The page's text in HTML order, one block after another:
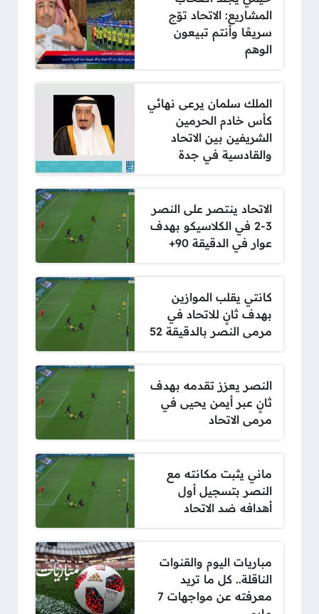
المشاريع: الاتحاد توّج
سريعًا وأنتم تبيعون
الوهم
الملك سلمان يرعى نهائي
كأس خادم الحرمين
الشريفين بين الاتحاد
والقادسية في جدة
الاتحاد ينتصر على النصر
3-2 في الكلاسيكو بهدف
عوار في الدقيقة 90+
كانتي يقلب الموازين
بهدف ثانٍ للاتحاد في
مرمى النصر بالدقيقة 52
النصر يعزز تقدمه بهدف
ثانٍ عبر أيمن يحيى في
مرمى الاتحاد
ماني يثبت مكانته مع
النصر بتسجيل أول
أهدافه ضد الاتحاد
مباريات اليوم والقنوات
الناقلة.. كل ما تريد
معرفته عن مواجهات 7